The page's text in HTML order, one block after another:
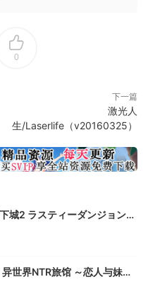
战士。把他们派到战场上
其骁勇善战、不在乎个人
0
下一篇
激光人
生/Laserlife（v20160325）
城2 ラスティーダンジョン2
世界NTR旅馆 ～恋人与妹妹